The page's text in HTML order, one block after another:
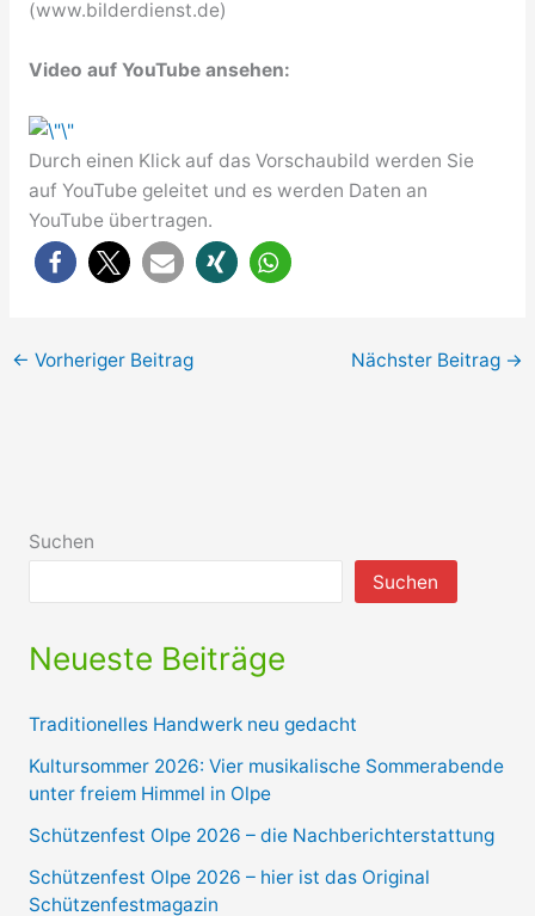
(www.bilderdienst.de)
Video auf YouTube ansehen:
Durch einen Klick auf das Vorschaubild werden Sie
auf YouTube geleitet und es werden Daten an
YouTube übertragen.
← Vorheriger Beitrag Nächster Beitrag →
Suchen
Suchen
Neueste Beiträge
Traditionelles Handwerk neu gedacht
Kultursommer 2026: Vier musikalische Sommerabende
unter freiem Himmel in Olpe
Schützenfest Olpe 2026 – die Nachberichterstattung
Schützenfest Olpe 2026 – hier ist das Original
Schützenfestmagazin